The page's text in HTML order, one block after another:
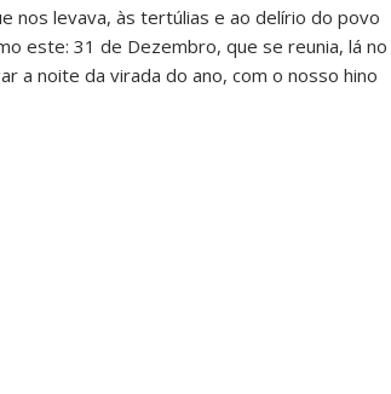
nos levava, às tertúlias e ao delírio do povo
este: 31 de Dezembro, que se reunia, lá no
a noite da virada do ano, com o nosso hino